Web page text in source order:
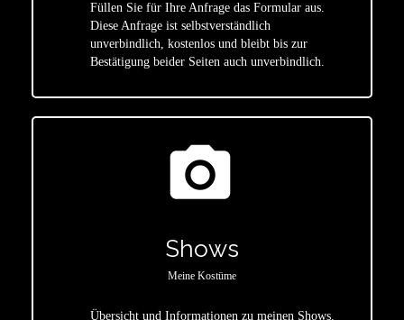
Füllen Sie für Ihre Anfrage das Formular aus.
Diese Anfrage ist selbstverständlich
unverbindlich, kostenlos und bleibt bis zur
Bestätigung beider Seiten auch unverbindlich.
photo_camera
Shows
Meine Kostüme
Übersicht und Informationen zu meinen Shows.